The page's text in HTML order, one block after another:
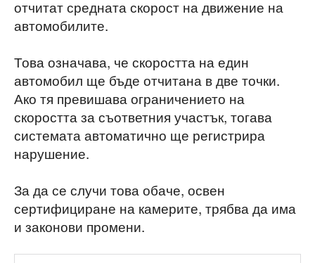
отчитат средната скорост на движение на
автомобилите.
Това означава, че скоростта на един
автомобил ще бъде отчитана в две точки.
Ако тя превишава ограничението на
скоростта за съответния участък, тогава
системата автоматично ще регистрира
нарушение.
За да се случи това обаче, освен
сертифициране на камерите, трябва да има
и законови промени.